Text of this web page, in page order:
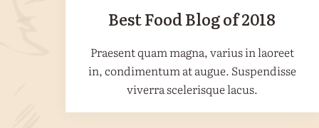
Best Food Blog of 2018
Praesent quam magna, varius in laoreet
in, condimentum at augue. Suspendisse
viverra scelerisque lacus.